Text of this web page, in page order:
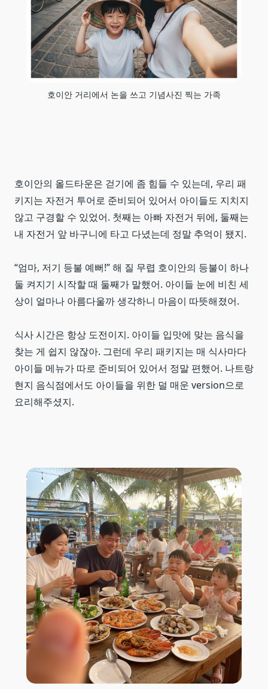
호이안 거리에서 논을 쓰고 기념사진 찍는 가족
호이안의 올드타운은 걷기에 좀 힘들 수 있는데, 우리 패
키지는 자전거 투어로 준비되어 있어서 아이들도 지치지
않고 구경할 수 있었어. 첫째는 아빠 자전거 뒤에, 둘째는
내 자전거 앞 바구니에 타고 다녔는데 정말 추억이 됐지.
“엄마, 저기 등불 예뻐!” 해 질 무렵 호이안의 등불이 하나
둘 켜지기 시작할 때 둘째가 말했어. 아이들 눈에 비친 세
상이 얼마나 아름다울까 생각하니 마음이 따뜻해졌어.
식사 시간은 항상 도전이지. 아이들 입맛에 맞는 음식을
찾는 게 쉽지 않잖아. 그런데 우리 패키지는 매 식사마다
아이들 메뉴가 따로 준비되어 있어서 정말 편했어. 나트랑
현지 음식점에서도 아이들을 위한 덜 매운 version으로
요리해주셨지.